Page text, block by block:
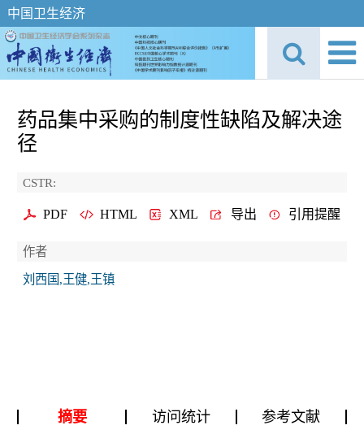
中国卫生经济
药品集中采购的制度性缺陷及解决途
径
CSTR:
PDF HTML XML 导出 引用提醒
作者
刘西国,王健,王镇
摘要 访问统计
参考文献